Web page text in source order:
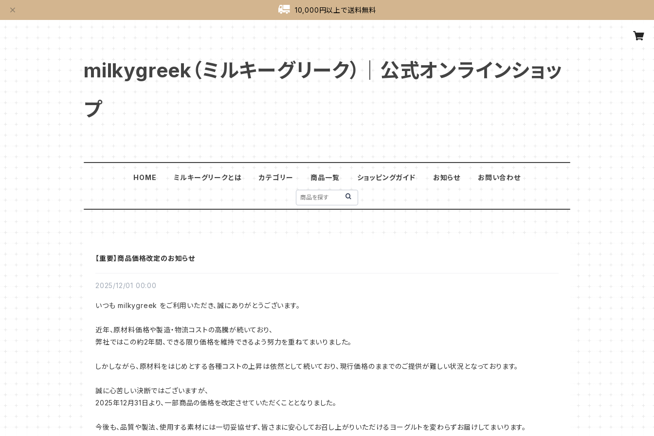
10,000円以上で送料無料
milkygreek（ミルキーグリーク）｜公式オンラインショッ
プ
HOME ミルキーグリークとは カテゴリー 商品一覧 ショッピングガイド お知らせ お問い合わせ
【重要】商品価格改定のお知らせ
2025/12/01 00:00
いつも milkygreek をご利用いただき、誠にありがとうございます。
近年、原材料価格や製造・物流コストの高騰が続いており、
弊社ではこの約2年間、できる限り価格を維持できるよう努力を重ねてまいりました。
しかしながら、原材料をはじめとする各種コストの上昇は依然として続いており、現行価格のままでのご提供が難しい状況となっております。
誠に心苦しい決断ではございますが、
2025年12月31日より、一部商品の価格を改定させていただくこととなりました。
今後も、品質や製法、使用する素材には一切妥協せず、皆さまに安心してお召し上がりいただけるヨーグルトを変わらずお届けしてまいります。